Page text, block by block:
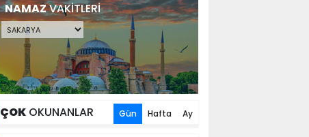
NAMAZVAKİTLERİ
ÇOK OKUNANLAR Gün Hafta Ay